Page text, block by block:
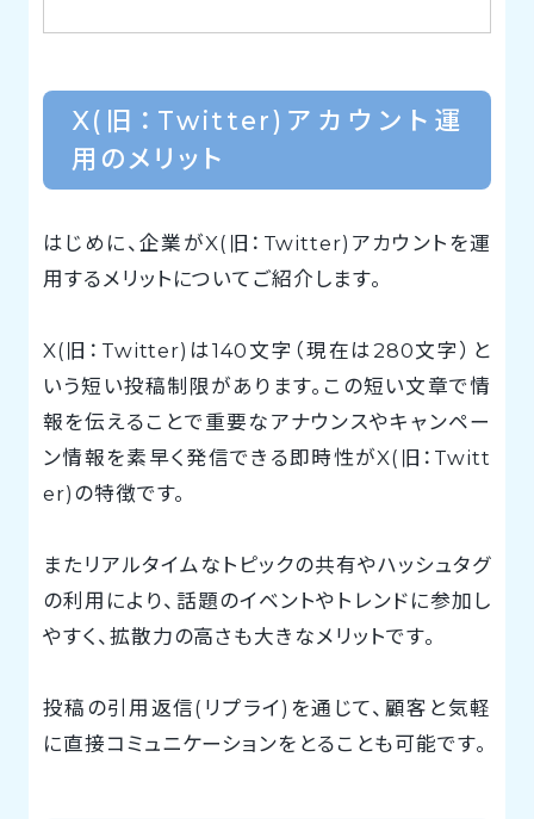
X(旧：Twitter)アカウント運
用のメリット
はじめに、企業がX(旧：Twitter)アカウントを運
用するメリットについてご紹介します。
X(旧：Twitter)は140文字（現在は280文字）と
いう短い投稿制限があります。この短い文章で情
報を伝えることで重要なアナウンスやキャンペー
ン情報を素早く発信できる即時性がX(旧：Twitt
er)の特徴です。
またリアルタイムなトピックの共有やハッシュタグ
の利用により、話題のイベントやトレンドに参加し
やすく、拡散力の高さも大きなメリットです。
投稿の引用返信(リプライ)を通じて、顧客と気軽
に直接コミュニケーションをとることも可能です。